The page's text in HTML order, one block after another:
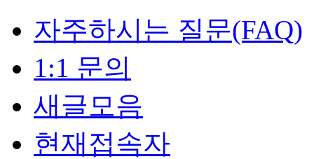
자주하시는 질문(FAQ)
1:1 문의
새글모음
현재접속자